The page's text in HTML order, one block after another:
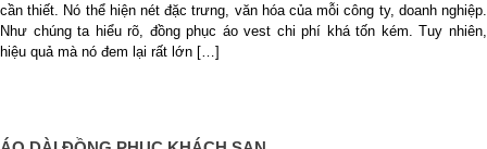
cần thiết. Nó thể hiện nét đặc trưng, văn hóa của mỗi công ty, doanh nghiệp.
Như chúng ta hiểu rõ, đồng phục áo vest chi phí khá tốn kém. Tuy nhiên,
hiệu quả mà nó đem lại rất lớn […]